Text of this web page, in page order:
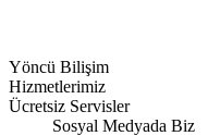
Yöncü Bilişim
Hizmetlerimiz
Ücretsiz Servisler
Sosyal Medyada Biz